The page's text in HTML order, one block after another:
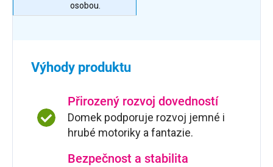
osobou.
Výhody produktu
Přirozený rozvoj dovedností
Domek podporuje rozvoj jemné i
hrubé motoriky a fantazie.
Bezpečnost a stabilita